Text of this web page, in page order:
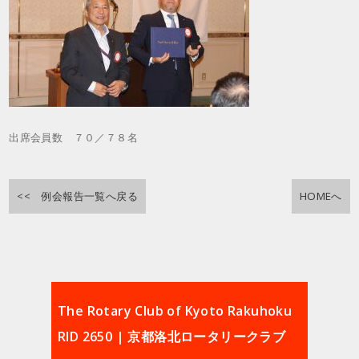
出席会員数 ７０／７８名
<< 例会報告一覧へ戻る HOMEへ
The Rotary Club of Kyoto Rakuhoku
RID 2650 | 京都洛北ロータリークラブ